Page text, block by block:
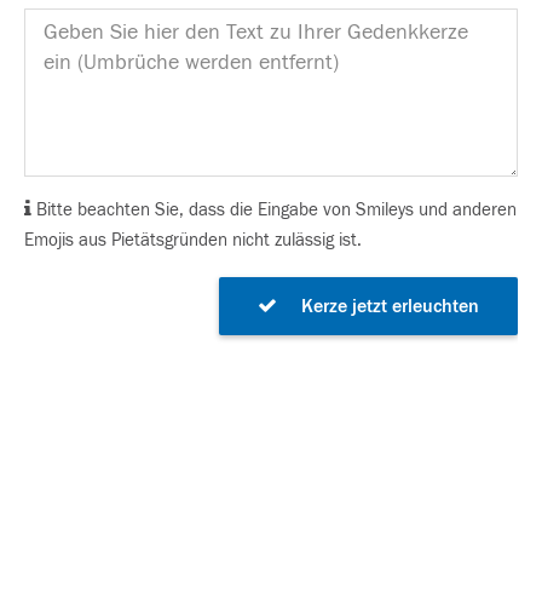
Bitte beachten Sie, dass die Eingabe von Smileys und anderen
Emojis aus Pietätsgründen nicht zulässig ist.
Kerze jetzt erleuchten